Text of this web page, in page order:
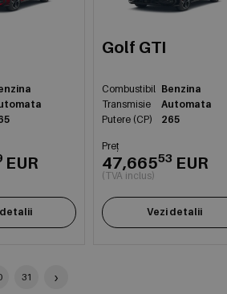
EUR
Golf GTI
Combustibil Benzina
Transmisie
Automata
Putere (CP)
265
Preț
47,66553 EUR
(TVA inclus)
Vezi detalii
31 ›